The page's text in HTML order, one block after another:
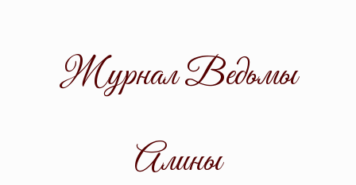
Журнал Ведьмы
Алины